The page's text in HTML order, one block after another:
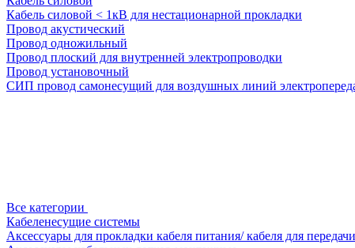
Кабель силовой < 1кВ для нестационарной прокладки
Провод акустический
Провод одножильный
Провод плоский для внутренней электропроводки
Провод установочный
СИП провод самонесущий для воздушных линий
Все категории
Кабеленесущие системы
Аксессуары для прокладки кабеля питания/ кабеля для